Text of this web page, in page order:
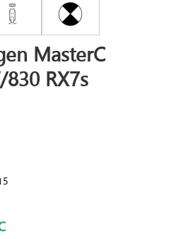
MasterC
RX7s